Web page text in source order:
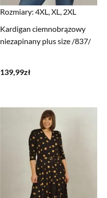
Rozmiary: 4XL, XL, 2XL
Kardigan ciemnobrązowy
niezapinany plus size /837/
139,99zł